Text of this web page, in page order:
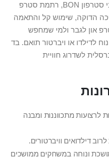
גלו את הנוחות והיציבות של תחתוני סטרפון BON, רתמת סטרפ
הדוקה, שימוש קל והתאמה
און לגבר ולמי שמחפש
לדילדו או ויברטור תואם. בד
לשדרוג חוויית
לרצועות מתכווננות ומבנה
ונוחה במשחקים ממושכים